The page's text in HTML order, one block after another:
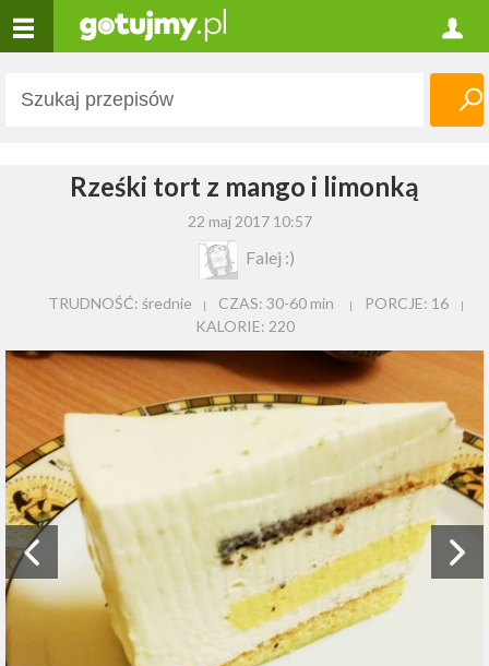
Rześki tort z mango i limonką
22 maj 2017 10:57
Falej :)
TRUDNOŚĆ: średnie CZAS:30-60 min PORCJE: 16
KALORIE: 220